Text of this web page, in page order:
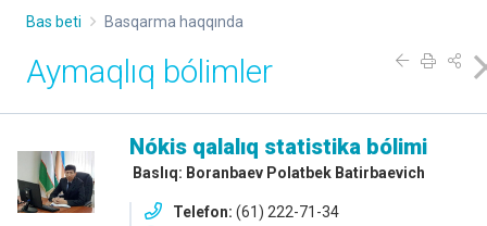
Bas beti Basqarma haqqında
Aymaqlıq bólimler
Nókis qalalıq statistika bólimi
Baslıq: Boranbaev Polatbek Batirbaevich
Telefon: (61) 222-71-34